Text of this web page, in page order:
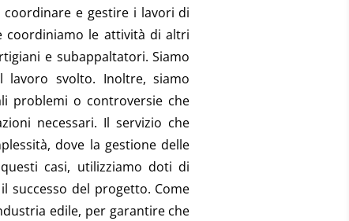
coordinare e gestire i lavori di
coordiniamo le attività di altri
e subappaltatori. Siamo
svolto. Inoltre, siamo
problemi o controversie che
necessari. Il servizio che
dove la gestione delle
casi, utilizziamo doti di
successo del progetto. Come
edile, per garantire che